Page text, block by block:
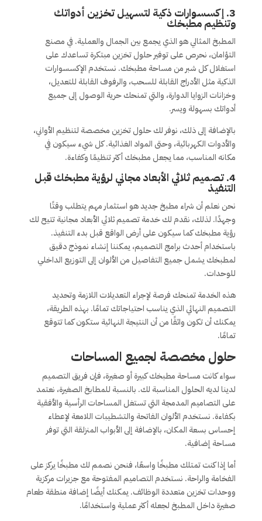
3. إكسسوارات ذكية لتسهيل تخزين أدواتك
وتنظيم مطبخك
المطبخ المثالي هو الذي يجمع بين الجمال والعملية. في مصنع
التؤامان، نحرص على توفير حلول تخزين مبتكرة تساعدك على
استغلال كل شبر من مساحة مطبخك. نستخدم الإكسسوارات
الذكية مثل الأدراج القابلة للسحب، والرفوف القابلة للتعديل،
وخزانات الزوايا الدوارة، والتي تمنحك حرية الوصول إلى جميع
أدواتك بسهولة ويسر.
بالإضافة إلى ذلك، نوفر لك حلول تخزين مخصصة لتنظيم الأواني،
والأدوات الكهربائية، وحتى المواد الغذائية. كل شيء سيكون في
مكانه المناسب، مما يجعل مطبخك أكثر تنظيمًا وكفاءة.
4. تصميم ثلاثي الأبعاد مجاني لرؤية مطبخك قبل
التنفيذ
نحن نعلم أن شراء مطبخ جديد هو استثمار مهم يتطلب وقتًا
وجهدًا. لذلك، نقدم لك خدمة تصميم ثلاثي الأبعاد مجانية تتيح لك
رؤية مطبخك كما سيكون على أرض الواقع قبل بدء التنفيذ.
باستخدام أحدث برامج التصميم، يمكننا إنشاء نموذج دقيق
لمطبخك يشمل جميع التفاصيل من الألوان إلى التوزيع الداخلي
للوحدات.
هذه الخدمة تمنحك فرصة لإجراء التعديلات اللازمة وتحديد
التصميم النهائي الذي يناسب احتياجاتك تمامًا. بهذه الطريقة،
يمكنك أن تكون واثقًا من أن النتيجة النهائية ستكون كما تتوقع
تمامًا.
حلول مخصصة لجميع المساحات
سواء كانت مساحة مطبخك كبيرة أو صغيرة، فإن فريق التصميم
لدينا لديه الحلول المناسبة لك. بالنسبة للمطابخ الصغيرة، نعتمد
على التصاميم المدمجة التي تستغل المساحات الرأسية والأفقية
بكفاءة. نستخدم الألوان الفاتحة والتشطيبات اللامعة لإعطاء
إحساس بسعة المكان، بالإضافة إلى الأبواب المنزلقة التي توفر
مساحة إضافية.
أما إذا كنت تمتلك مطبخًا واسعًا، فنحن نصمم لك مطبخًا يركز على
الفخامة والراحة. نستخدم التصاميم المفتوحة مع جزيرات مركزية
ووحدات تخزين متعددة الوظائف. يمكنك أيضًا إضافة منطقة طعام
صغيرة داخل المطبخ لجعله أكثر عملية واستخدامًا.